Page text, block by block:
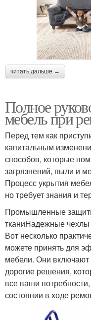
читать дальше →
Полное
мебель при
Перед тем как
капитальным
способов, которые
загрязнений, пыли и
Процесс укрытия
но требует знания и
Промышленные
тканиНадежные чехлы
Вот несколько
можете принять для
мебели. Они включают
дорогие решения,
все ваши
состоянии в ходе